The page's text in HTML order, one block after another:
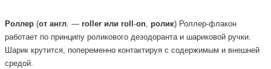
Роллер (от англ. — roller или roll -on, ролик) Роллер-флакон
работает по принципу роликового дезодоранта и шариковой ручки.
Шарик крутится, попеременно контактируя с содержимым и внешней
средой.